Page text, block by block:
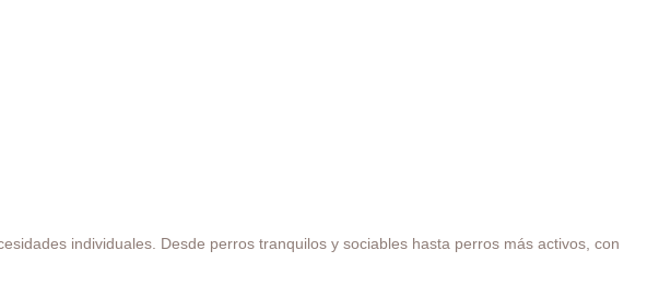
individuales. Desde perros tranquilos y sociables hasta perros más activos, con